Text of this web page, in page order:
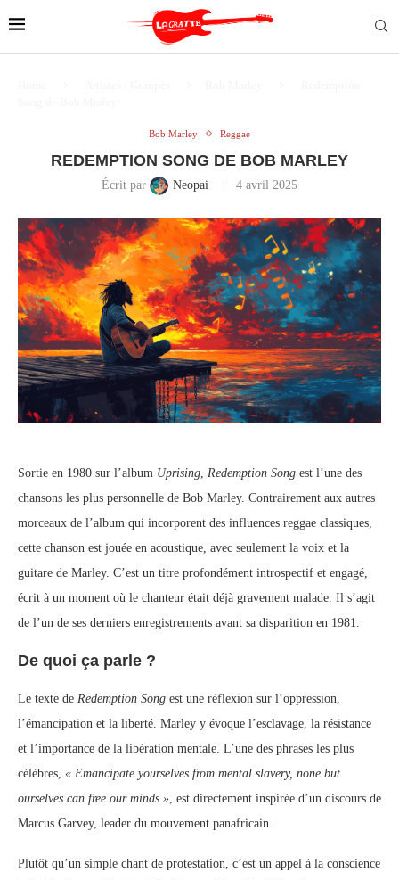
Bob Marley Reggae
REDEMPTION SONG DE BOB MARLEY
Écrit par Neopai 4 avril 2025
Sortie en 1980 sur l’album Uprising Redemption Song est l’une des
chansons les plus personnelle de Bob Marley. Contrairement aux autres
morceaux de l’album qui incorporent des influences reggae classiques,
cette chanson est jouée en acoustique, avec seulement la voix et la
guitare de Marley. C’est un titre profondément introspectif et engagé,
écrit à un moment où le chanteur était déjà gravement malade. Il s’agit
de l’un de ses derniers enregistrements avant sa disparition en 1981.
De quoi ça parle ?
Le texte de Redemption Song est une réflexion sur l’oppression,
l’émancipation et la liberté. Marley y évoque l’esclavage, la résistance
et l’importance de la libération mentale. L’une des phrases les plus
célèbres, « Emancipate yourselves from mental slavery, none but
ourselves can free our minds » , est directement inspirée d’un discours de
Marcus Garvey, leader du mouvement panafricain.
Plutôt qu’un simple chant de protestation, c’est un appel à la conscience